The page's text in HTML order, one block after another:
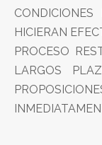
HICIERAN
PROCESO
LARGOS